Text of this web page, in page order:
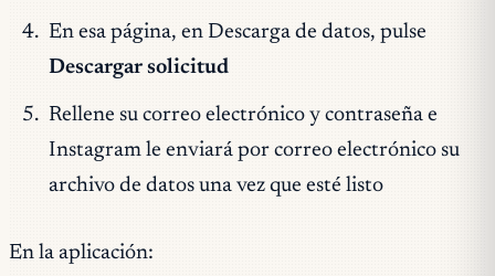
En esa página, en Descarga de datos, pulse
Descargar solicitud
Rellene su correo electrónico y contraseña e
Instagram le enviará por correo electrónico su
archivo de datos una vez que esté listo
En la aplicación: